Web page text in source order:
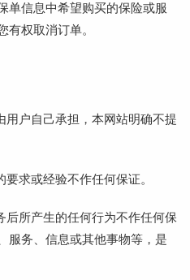
单信息中希望购买的保险或服
有权取消订单。
用户自己承担，本网站明确不提
求或经验不作任何保证。
后所产生的任何行为不作任何保
服务、信息或其他事物等，是